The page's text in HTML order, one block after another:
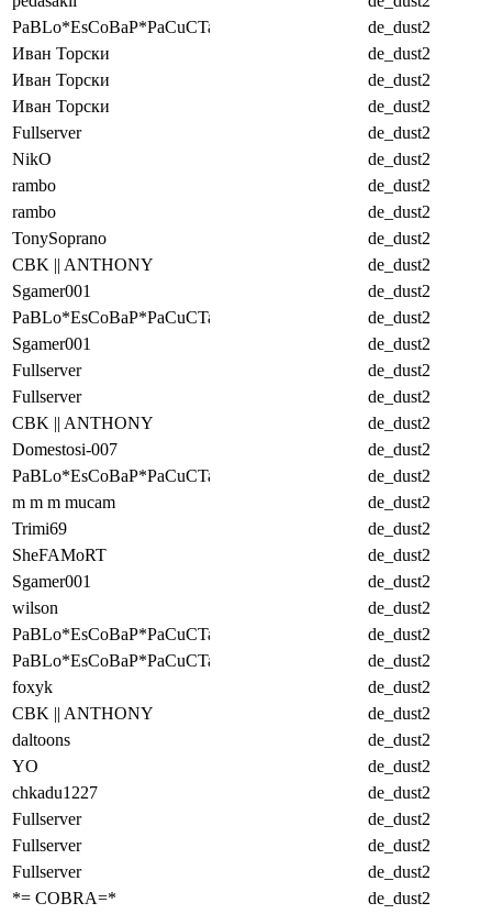
PaBLo*EsCoBaP*PaCuCTa
de_dust2
Иван Торски
de_dust2
Иван Торски
de_dust2
Иван Торски
de_dust2
Fullserver
de_dust2
NikO
de_dust2
rambo
de_dust2
rambo
de_dust2
TonySoprano
de_dust2
CBK || ANTHONY
de_dust2
Sgamer001
de_dust2
PaBLo*EsCoBaP*PaCuCTa
de_dust2
Sgamer001
de_dust2
Fullserver
de_dust2
Fullserver
de_dust2
CBK || ANTHONY
de_dust2
Domestosi-007
de_dust2
PaBLo*EsCoBaP*PaCuCTa
de_dust2
m m m mucam
de_dust2
Trimi69
de_dust2
SheFAMoRT
de_dust2
Sgamer001
de_dust2
wilson
de_dust2
PaBLo*EsCoBaP*PaCuCTa
de_dust2
PaBLo*EsCoBaP*PaCuCTa
de_dust2
foxyk
de_dust2
CBK || ANTHONY
de_dust2
daltoons
de_dust2
YO
de_dust2
chkadu1227
de_dust2
Fullserver
de_dust2
Fullserver
de_dust2
Fullserver
de_dust2
*= COBRA=*
de_dust2